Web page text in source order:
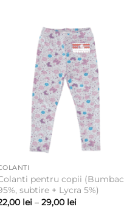
până
la
35,00 lei
pentru copii (Bumbac
subtire + Lycra 5%)
lei – 29,00 leiInterval